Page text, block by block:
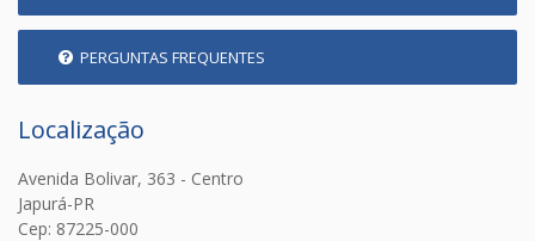
PERGUNTAS FREQUENTES
Localização
Avenida Bolivar, 363 - Centro
Japurá-PR
Cep: 87225-000